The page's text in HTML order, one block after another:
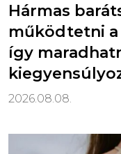
Hármas
működtetni a
így
2026.08.08.